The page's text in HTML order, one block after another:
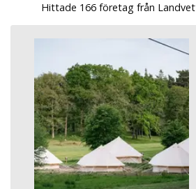
Hittade 166 företag från